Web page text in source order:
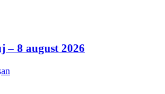
– 8 august 2026